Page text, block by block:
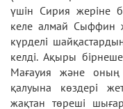
үшін Сирия жеріне
келе алмай Сыффин
күрделі
келді. Ақыры
Мағауия және оның
қалуына көздері
жақтан төреші